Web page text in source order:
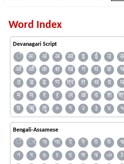
Word Index
Devanagari Script
ँ अः अं अ आ इ ई उ
ओ
औ क क्ष ख ग घ ङ च
ठ
ड ढ ण त्र त थ द ध
म
य र ऱ ल ळ व श
य़
ॠ ॡ ० १ २ ३ ४ ५
Bengali-Assamese
ঁ ং অ আ ই ঈ উ ঊ ঋ
গ
ঘ ঙ চ ছ জ ঝ ঞ ঠ